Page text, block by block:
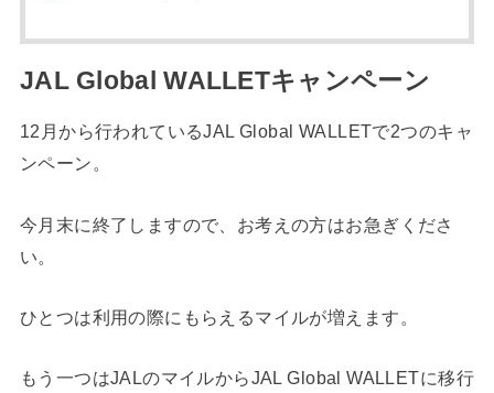
JAL Global WALLETキャンペーン
12月から行われているJAL Global WALLETで2つのキャ
ンペーン。
今月末に終了しますので、お考えの方はお急ぎくださ
い。
ひとつは利用の際にもらえるマイルが増えます。
もう一つはJALのマイルからJAL Global WALLETに移行